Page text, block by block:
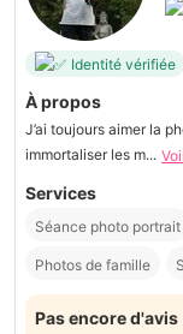
Identité vérifiée
À propos
J’ai toujours aimer la
immortaliser les m...
Services
Séance photo portrait
Photos de famille
Pas encore d'avis